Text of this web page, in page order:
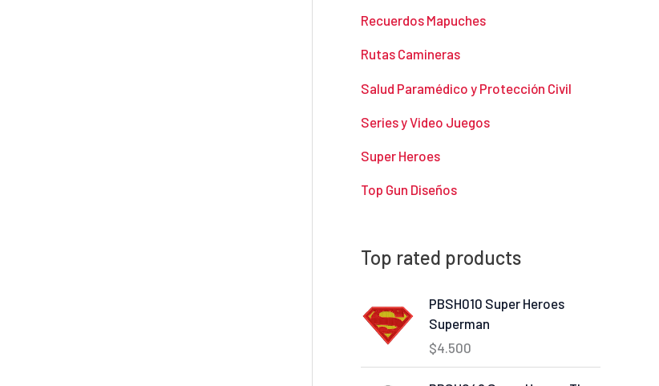
Recuerdos Mapuches
Rutas Camineras
Salud Paramédico y Protección Civil
Series y Video Juegos
Super Heroes
Top Gun Diseños
Top rated products
PBSH010 Super Heroes
Superman
$4.500